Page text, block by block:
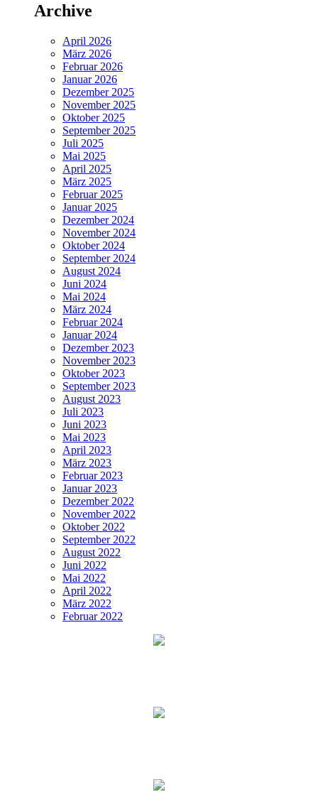
Archive
April 2026
März 2026
Februar 2026
Januar 2026
Dezember 2025
November 2025
Oktober 2025
September 2025
Juli 2025
Mai 2025
April 2025
März 2025
Februar 2025
Januar 2025
Dezember 2024
November 2024
Oktober 2024
September 2024
August 2024
Juni 2024
Mai 2024
März 2024
Februar 2024
Januar 2024
Dezember 2023
November 2023
Oktober 2023
September 2023
August 2023
Juli 2023
Juni 2023
Mai 2023
April 2023
März 2023
Februar 2023
Januar 2023
Dezember 2022
November 2022
Oktober 2022
September 2022
August 2022
Juni 2022
Mai 2022
April 2022
März 2022
Februar 2022